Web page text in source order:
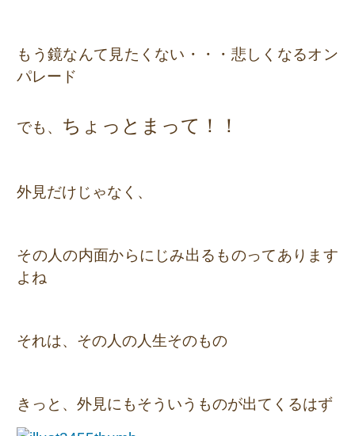
もう鏡なんて見たくない・・・悲しくなるオン
パレード
でも、 ちょっとまって！！
外見だけじゃなく、
その人の内面からにじみ出るものってあります
よね
それは、その人の人生そのもの
きっと、外見にもそういうものが出てくるはず